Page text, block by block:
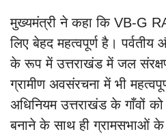
मुख्यमंत्री ने कहा कि VB-G
लिए बेहद महत्वपूर्ण है।
के रूप में उत्तराखंड में जल
ग्रामीण अवसंरचना में भी
अधिनियम उत्तराखंड के गाँवों
बनाने के साथ ही ग्रामसभाओं